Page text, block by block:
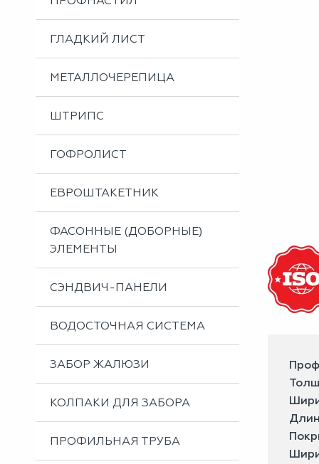
Металлоизделия
Проектирование вентилируемых фасадов
Вальцовка листового металла
ГЛАДКИЙ ЛИСТ
МЕТАЛЛОЧЕРЕПИЦА
ШТРИПС
ГОФРОЛИСТ
ЕВРОШТАКЕТНИК
ФАСОННЫЕ (ДОБОРНЫЕ)
ЭЛЕМЕНТЫ
СЭНДВИЧ-ПАНЕЛИ
ВОДОСТОЧНАЯ СИСТЕМА
ЗАБОР ЖАЛЮЗИ
КОЛПАКИ ДЛЯ ЗАБОРА
ПРОФИЛЬНАЯ ТРУБА